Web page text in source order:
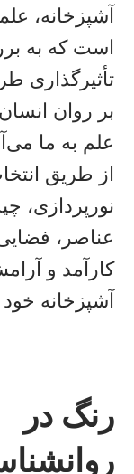
آشپزخانه،
است که به
تأثیرگذاری
بر روان
علم به ما
از طریق
نورپردازی،
عناصر،
کارآمد و
آشپزخانه خود
رنگ در